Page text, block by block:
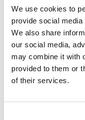
We use cookies to
provide social
We also share
our social media,
may combine it with
provided to them or
of their services.
Gokokuji Terminus
Horaires